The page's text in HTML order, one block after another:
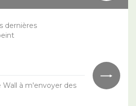
dernières
Wall à m'envoyer des